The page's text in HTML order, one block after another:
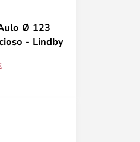
Ø 123
- Lindby